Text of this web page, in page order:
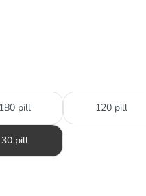
180 pill 120 pill
30 pill